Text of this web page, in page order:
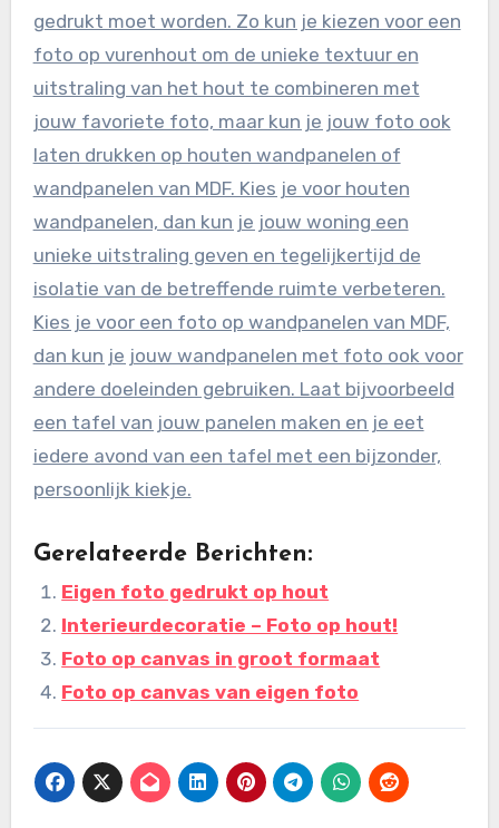
gedrukt moet worden. Zo kun je kiezen voor een
foto op vurenhout om de unieke textuur en
uitstraling van het hout te combineren met
jouw favoriete foto, maar kun je jouw foto ook
laten drukken op houten wandpanelen of
wandpanelen van MDF. Kies je voor houten
wandpanelen, dan kun je jouw woning een
unieke uitstraling geven en tegelijkertijd de
isolatie van de betreffende ruimte verbeteren.
Kies je voor een foto op wandpanelen van MDF,
dan kun je jouw wandpanelen met foto ook voor
andere doeleinden gebruiken. Laat bijvoorbeeld
een tafel van jouw panelen maken en je eet
iedere avond van een tafel met een bijzonder,
persoonlijk kiekje.
Gerelateerde Berichten:
Eigen foto gedrukt op hout
Interieurdecoratie – Foto op hout!
Foto op canvas in groot formaat
Foto op canvas van eigen foto